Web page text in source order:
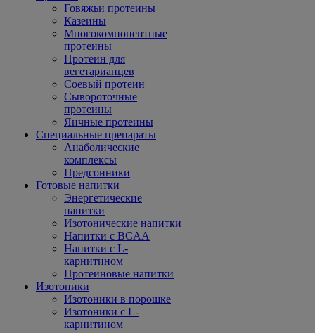
Говяжьи протеины
Казеины
Многокомпонентные
протеины
Протеин для
вегетарианцев
Соевый протеин
Сывороточные
протеины
Яичные протеины
Специальные препараты
Анаболические
комплексы
Предсонники
Готовые напитки
Энергетические
напитки
Изотонические напитки
Напитки с BCAA
Напитки с L-
карнитином
Протеиновые напитки
Изотоники
Изотоники в порошке
Изотоники с L-
карнитином